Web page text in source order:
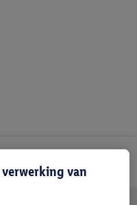
van